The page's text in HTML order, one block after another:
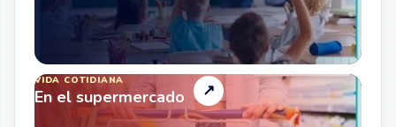
VIDA COTIDIANA
En el supermercado ↗